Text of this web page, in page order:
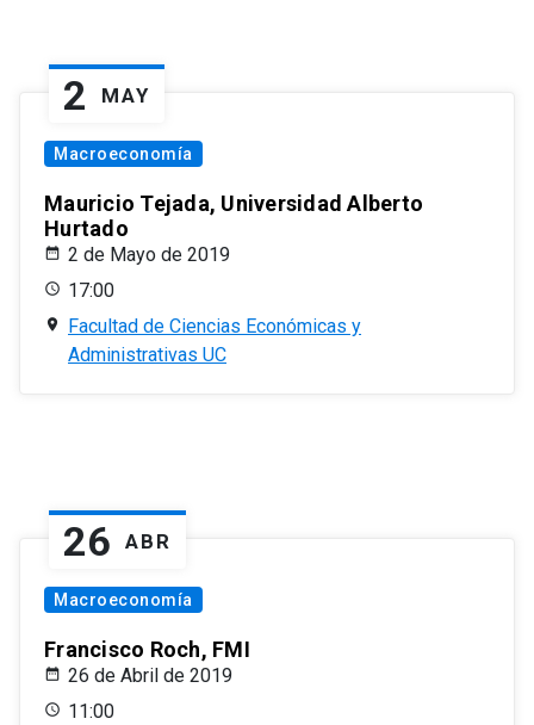
2 MAY
Macroeconomía
Mauricio Tejada, Universidad Alberto
Hurtado
2 de Mayo de 2019
17:00
Facultad de Ciencias Económicas y
Administrativas UC
26 ABR
Macroeconomía
Francisco Roch, FMI
26 de Abril de 2019
11:00